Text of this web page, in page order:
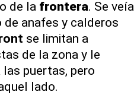
de la frontera. Se veía
de anafes y calderos
se limitan a
de la zona y le
puertas, pero
lado.